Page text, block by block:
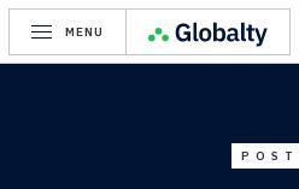
MENU
POST